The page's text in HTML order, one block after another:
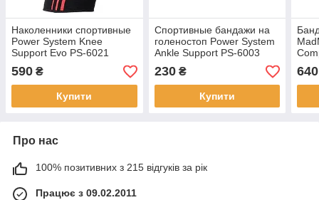
Наколенники спортивные
Power System Knee
Support Evo PS-6021
590 ₴
Купити
Спортивные бандажи на
голеностоп Power System
Ankle Support PS-6003
230₴
Купити
640
Про нас
100% позитивних з 215 відгуків за рік
Працює з 09.02.2011